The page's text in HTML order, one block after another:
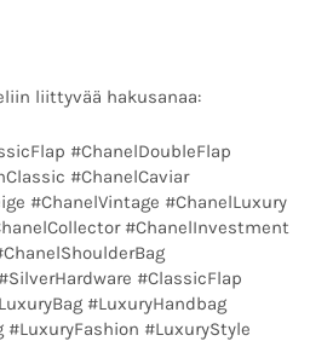
liittyvää hakusanaa:
#ChanelDoubleFlap
#ChanelCaviar
#ChanelVintage #ChanelLuxury
#ChanelInvestment
#ClassicFlap
#LuxuryHandbag
#LuxuryFashion #LuxuryStyle